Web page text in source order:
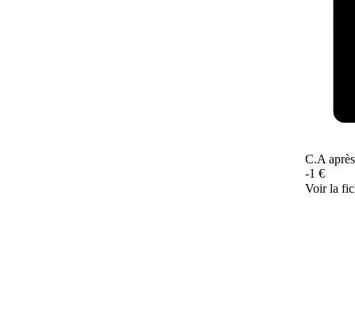
C.A
-1 €
Voir la